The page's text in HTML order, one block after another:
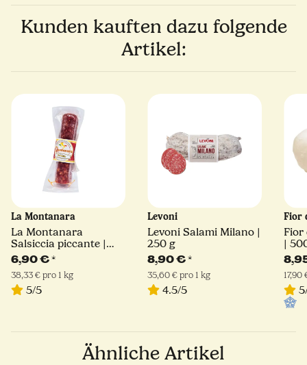
Kunden kauften dazu folgende
Artikel:
La Montanara
La Montanara
Salsiccia piccante |
180 g
6,90 €*
38,33 € pro 1 kg
5/5
Levoni
Levoni Salami Milano |
250 g
8,90 €*
35,60 € pro 1 kg
4.5/5
Fior
Fior
|
17,90
Ähnliche Artikel